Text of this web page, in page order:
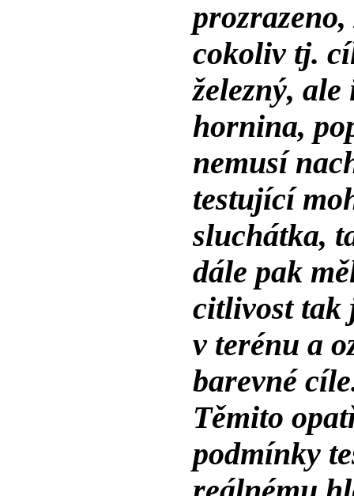
prozrazeno,
cokoliv tj.
železný,
hornina,
nemusí
testující
sluchátka,
dále pak
citlivost tak
v terénu a
barevné
Těmito
podmínky